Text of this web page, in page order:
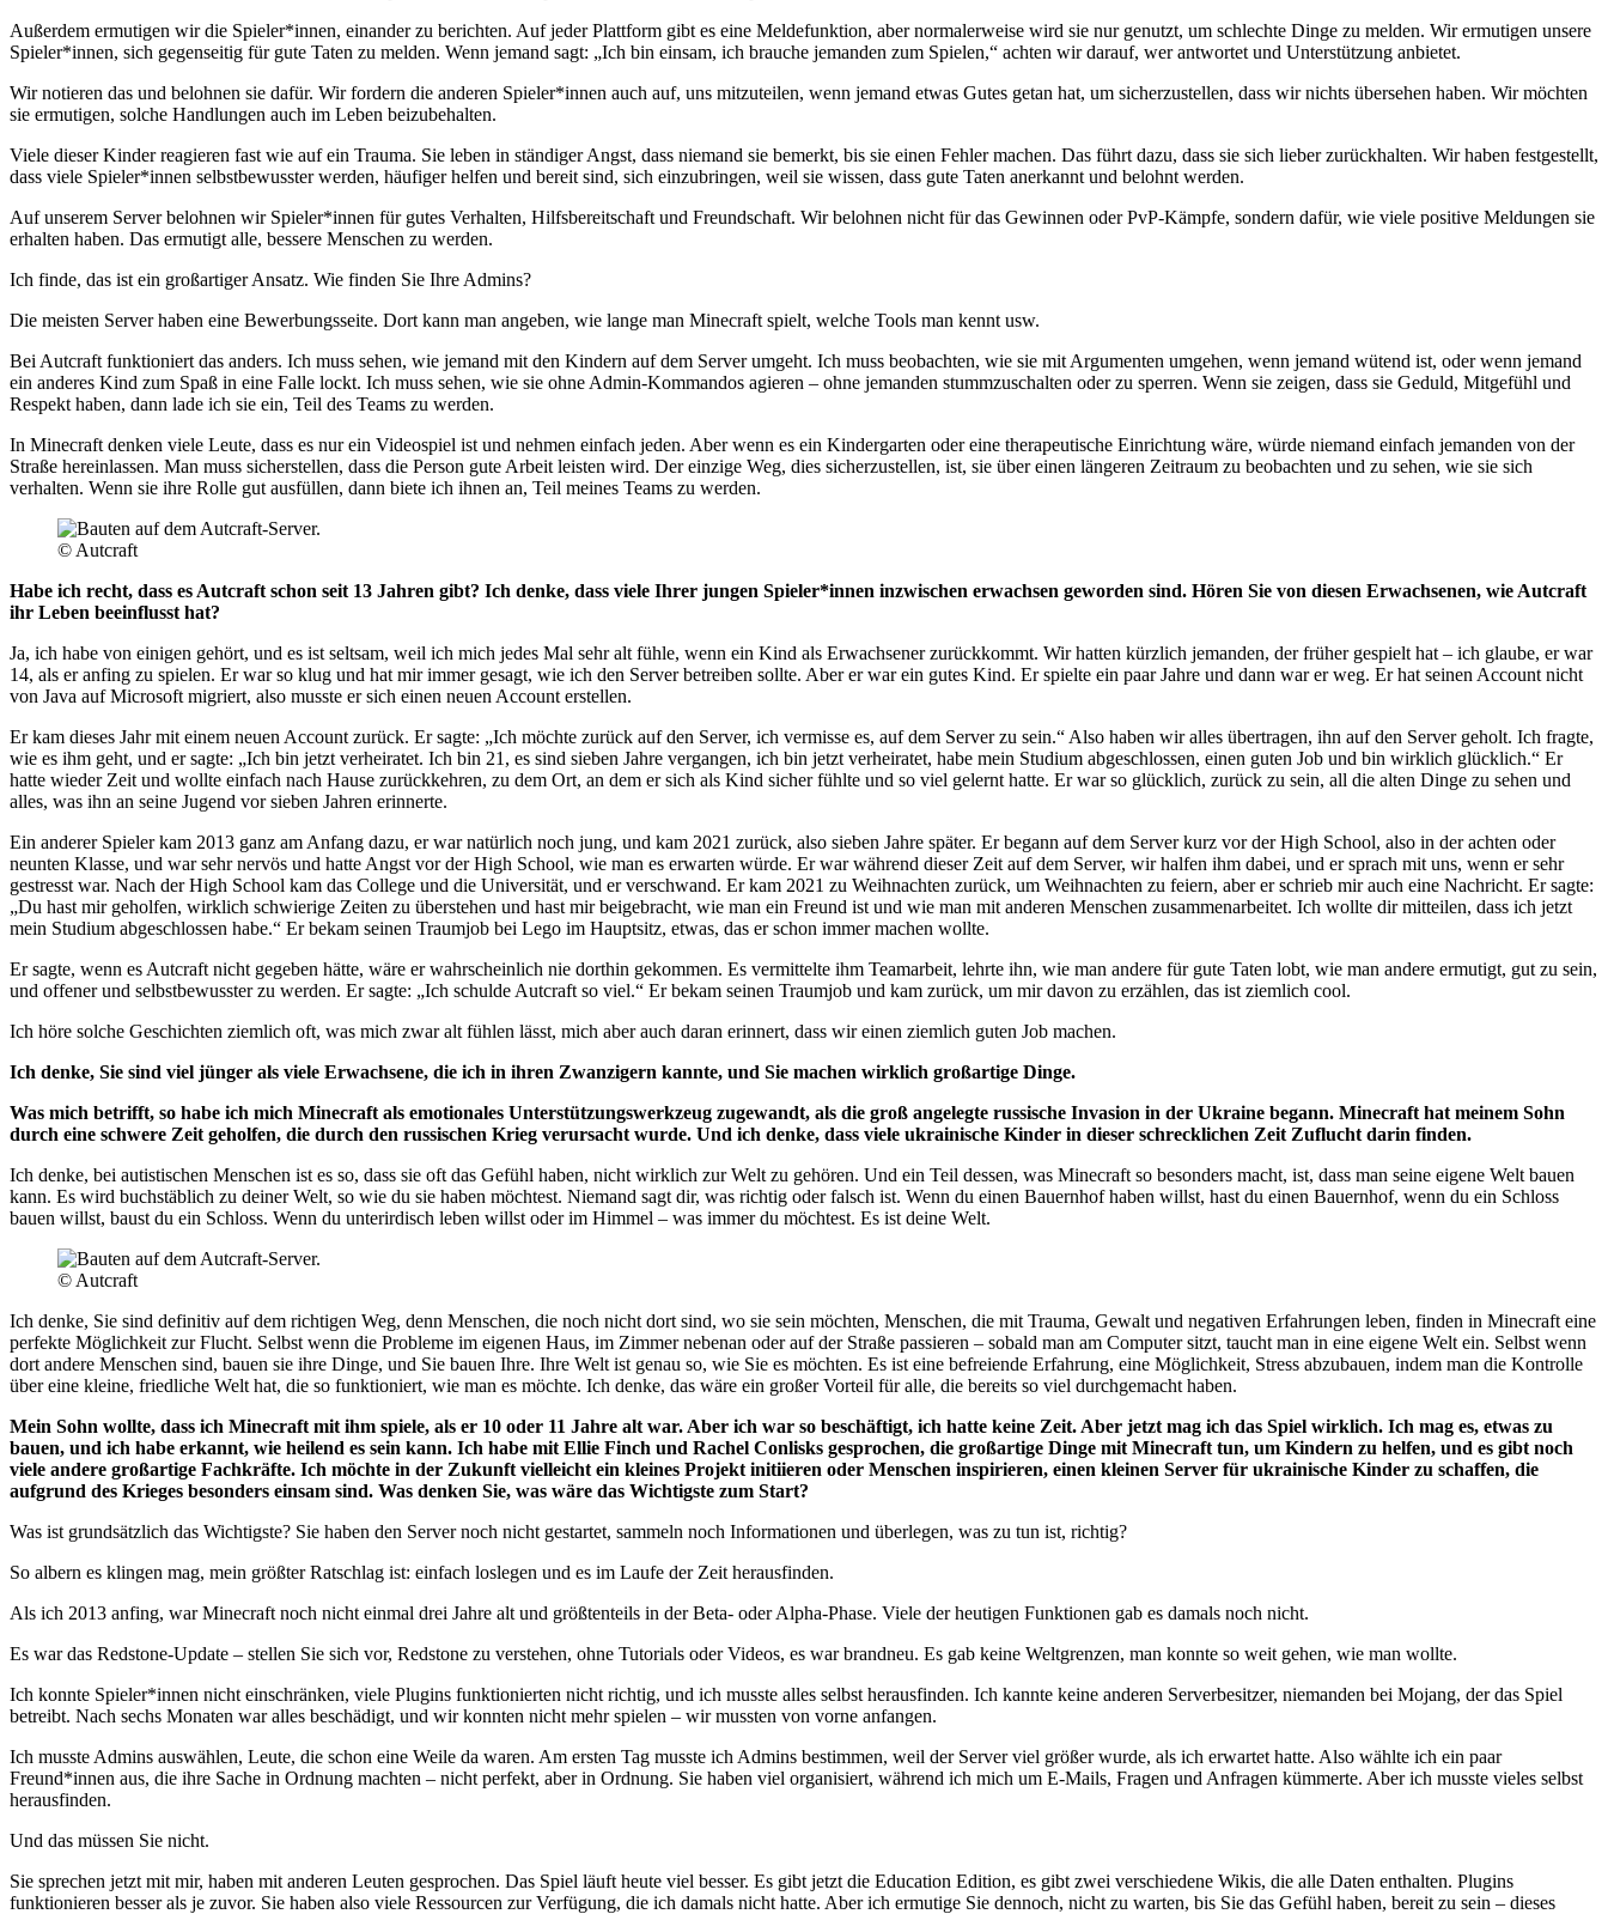
Außerdem ermutigen wir die Spieler*innen, einander zu berichten. Auf jeder Plattform gibt es eine Meldefunktion, aber normalerweise wird sie nur genutzt, um schlechte Dinge zu melden. Wir ermutigen unsere
Spieler*innen, sich gegenseitig für gute Taten zu melden. Wenn jemand sagt: „Ich bin einsam, ich brauche jemanden zum Spielen,“ achten wir darauf, wer antwortet und Unterstützung anbietet.
Wir notieren das und belohnen sie dafür. Wir fordern die anderen Spieler*innen auch auf, uns mitzuteilen, wenn jemand etwas Gutes getan hat, um sicherzustellen, dass wir nichts übersehen haben. Wir möchten
sie ermutigen, solche Handlungen auch im Leben beizubehalten.
Viele dieser Kinder reagieren fast wie auf ein Trauma. Sie leben in ständiger Angst, dass niemand sie bemerkt, bis sie einen Fehler machen. Das führt dazu, dass sie sich lieber zurückhalten. Wir haben festgestellt,
dass viele Spieler*innen selbstbewusster werden, häufiger helfen und bereit sind, sich einzubringen, weil sie wissen, dass gute Taten anerkannt und belohnt werden.
Auf unserem Server belohnen wir Spieler*innen für gutes Verhalten, Hilfsbereitschaft und Freundschaft. Wir belohnen nicht für das Gewinnen oder PvP-Kämpfe, sondern dafür, wie viele positive Meldungen sie
erhalten haben. Das ermutigt alle, bessere Menschen zu werden.
Ich finde, das ist ein großartiger Ansatz. Wie finden Sie Ihre Admins?
Die meisten Server haben eine Bewerbungsseite. Dort kann man angeben, wie lange man Minecraft spielt, welche Tools man kennt usw.
Bei Autcraft funktioniert das anders. Ich muss sehen, wie jemand mit den Kindern auf dem Server umgeht. Ich muss beobachten, wie sie mit Argumenten umgehen, wenn jemand wütend ist, oder wenn jemand
ein anderes Kind zum Spaß in eine Falle lockt. Ich muss sehen, wie sie ohne Admin-Kommandos agieren – ohne jemanden stummzuschalten oder zu sperren. Wenn sie zeigen, dass sie Geduld, Mitgefühl und
Respekt haben, dann lade ich sie ein, Teil des Teams zu werden.
In Minecraft denken viele Leute, dass es nur ein Videospiel ist und nehmen einfach jeden. Aber wenn es ein Kindergarten oder eine therapeutische Einrichtung wäre, würde niemand einfach jemanden von der
Straße hereinlassen. Man muss sicherstellen, dass die Person gute Arbeit leisten wird. Der einzige Weg, dies sicherzustellen, ist, sie über einen längeren Zeitraum zu beobachten und zu sehen, wie sie sich
verhalten. Wenn sie ihre Rolle gut ausfüllen, dann biete ich ihnen an, Teil meines Teams zu werden.
© Autcraft
Habe ich recht, dass es Autcraft schon seit 13 Jahren gibt? Ich denke, dass viele Ihrer jungen Spieler*innen inzwischen erwachsen geworden sind. Hören Sie von diesen Erwachsenen, wie Autcraft
ihr Leben beeinflusst hat?
Ja, ich habe von einigen gehört, und es ist seltsam, weil ich mich jedes Mal sehr alt fühle, wenn ein Kind als Erwachsener zurückkommt. Wir hatten kürzlich jemanden, der früher gespielt hat – ich glaube, er war
14, als er anfing zu spielen. Er war so klug und hat mir immer gesagt, wie ich den Server betreiben sollte. Aber er war ein gutes Kind. Er spielte ein paar Jahre und dann war er weg. Er hat seinen Account nicht
von Java auf Microsoft migriert, also musste er sich einen neuen Account erstellen.
Er kam dieses Jahr mit einem neuen Account zurück. Er sagte: „Ich möchte zurück auf den Server, ich vermisse es, auf dem Server zu sein.“ Also haben wir alles übertragen, ihn auf den Server geholt. Ich fragte,
wie es ihm geht, und er sagte: „Ich bin jetzt verheiratet. Ich bin 21, es sind sieben Jahre vergangen, ich bin jetzt verheiratet, habe mein Studium abgeschlossen, einen guten Job und bin wirklich glücklich.“ Er
hatte wieder Zeit und wollte einfach nach Hause zurückkehren, zu dem Ort, an dem er sich als Kind sicher fühlte und so viel gelernt hatte. Er war so glücklich, zurück zu sein, all die alten Dinge zu sehen und
alles, was ihn an seine Jugend vor sieben Jahren erinnerte.
Ein anderer Spieler kam 2013 ganz am Anfang dazu, er war natürlich noch jung, und kam 2021 zurück, also sieben Jahre später. Er begann auf dem Server kurz vor der High School, also in der achten oder
neunten Klasse, und war sehr nervös und hatte Angst vor der High School, wie man es erwarten würde. Er war während dieser Zeit auf dem Server, wir halfen ihm dabei, und er sprach mit uns, wenn er sehr
gestresst war. Nach der High School kam das College und die Universität, und er verschwand. Er kam 2021 zu Weihnachten zurück, um Weihnachten zu feiern, aber er schrieb mir auch eine Nachricht. Er sagte:
„Du hast mir geholfen, wirklich schwierige Zeiten zu überstehen und hast mir beigebracht, wie man ein Freund ist und wie man mit anderen Menschen zusammenarbeitet. Ich wollte dir mitteilen, dass ich jetzt
mein Studium abgeschlossen habe.“ Er bekam seinen Traumjob bei Lego im Hauptsitz, etwas, das er schon immer machen wollte.
Er sagte, wenn es Autcraft nicht gegeben hätte, wäre er wahrscheinlich nie dorthin gekommen. Es vermittelte ihm Teamarbeit, lehrte ihn, wie man andere für gute Taten lobt, wie man andere ermutigt, gut zu sein,
und offener und selbstbewusster zu werden. Er sagte: „Ich schulde Autcraft so viel.“ Er bekam seinen Traumjob und kam zurück, um mir davon zu erzählen, das ist ziemlich cool.
Ich höre solche Geschichten ziemlich oft, was mich zwar alt fühlen lässt, mich aber auch daran erinnert, dass wir einen ziemlich guten Job machen.
Ich denke, Sie sind viel jünger als viele Erwachsene, die ich in ihren Zwanzigern kannte, und Sie machen wirklich großartige Dinge.
Was mich betrifft, so habe ich mich Minecraft als emotionales Unterstützungswerkzeug zugewandt, als die groß angelegte russische Invasion in der Ukraine begann. Minecraft hat meinem Sohn
durch eine schwere Zeit geholfen, die durch den russischen Krieg verursacht wurde. Und ich denke, dass viele ukrainische Kinder in dieser schrecklichen Zeit Zuflucht darin finden.
Ich denke, bei autistischen Menschen ist es so, dass sie oft das Gefühl haben, nicht wirklich zur Welt zu gehören. Und ein Teil dessen, was Minecraft so besonders macht, ist, dass man seine eigene Welt bauen
kann. Es wird buchstäblich zu deiner Welt, so wie du sie haben möchtest. Niemand sagt dir, was richtig oder falsch ist. Wenn du einen Bauernhof haben willst, hast du einen Bauernhof, wenn du ein Schloss
bauen willst, baust du ein Schloss. Wenn du unterirdisch leben willst oder im Himmel – was immer du möchtest. Es ist deine Welt.
© Autcraft
Ich denke, Sie sind definitiv auf dem richtigen Weg, denn Menschen, die noch nicht dort sind, wo sie sein möchten, Menschen, die mit Trauma, Gewalt und negativen Erfahrungen leben, finden in Minecraft eine
perfekte Möglichkeit zur Flucht. Selbst wenn die Probleme im eigenen Haus, im Zimmer nebenan oder auf der Straße passieren – sobald man am Computer sitzt, taucht man in eine eigene Welt ein. Selbst wenn
dort andere Menschen sind, bauen sie ihre Dinge, und Sie bauen Ihre. Ihre Welt ist genau so, wie Sie es möchten. Es ist eine befreiende Erfahrung, eine Möglichkeit, Stress abzubauen, indem man die Kontrolle
über eine kleine, friedliche Welt hat, die so funktioniert, wie man es möchte. Ich denke, das wäre ein großer Vorteil für alle, die bereits so viel durchgemacht haben.
Mein Sohn wollte, dass ich Minecraft mit ihm spiele, als er 10 oder 11 Jahre alt war. Aber ich war so beschäftigt, ich hatte keine Zeit. Aber jetzt mag ich das Spiel wirklich. Ich mag es, etwas zu
bauen, und ich habe erkannt, wie heilend es sein kann. Ich habe mit Ellie Finch und Rachel Conlisks gesprochen, die großartige Dinge mit Minecraft tun, um Kindern zu helfen, und es gibt noch
viele andere großartige Fachkräfte. Ich möchte in der Zukunft vielleicht ein kleines Projekt initiieren oder Menschen inspirieren, einen kleinen Server für ukrainische Kinder zu schaffen, die
aufgrund des Krieges besonders einsam sind. Was denken Sie, was wäre das Wichtigste zum Start?
Was ist grundsätzlich das Wichtigste? Sie haben den Server noch nicht gestartet, sammeln noch Informationen und überlegen, was zu tun ist, richtig?
So albern es klingen mag, mein größter Ratschlag ist: einfach loslegen und es im Laufe der Zeit herausfinden.
Als ich 2013 anfing, war Minecraft noch nicht einmal drei Jahre alt und größtenteils in der Beta- oder Alpha-Phase. Viele der heutigen Funktionen gab es damals noch nicht.
Es war das Redstone-Update – stellen Sie sich vor, Redstone zu verstehen, ohne Tutorials oder Videos, es war brandneu. Es gab keine Weltgrenzen, man konnte so weit gehen, wie man wollte.
Ich konnte Spieler*innen nicht einschränken, viele Plugins funktionierten nicht richtig, und ich musste alles selbst herausfinden. Ich kannte keine anderen Serverbesitzer, niemanden bei Mojang, der das Spiel
betreibt. Nach sechs Monaten war alles beschädigt, und wir konnten nicht mehr spielen – wir mussten von vorne anfangen.
Ich musste Admins auswählen, Leute, die schon eine Weile da waren. Am ersten Tag musste ich Admins bestimmen, weil der Server viel größer wurde, als ich erwartet hatte. Also wählte ich ein paar
Freund*innen aus, die ihre Sache in Ordnung machten – nicht perfekt, aber in Ordnung. Sie haben viel organisiert, während ich mich um E-Mails, Fragen und Anfragen kümmerte. Aber ich musste vieles selbst
herausfinden.
Und das müssen Sie nicht.
Sie sprechen jetzt mit mir, haben mit anderen Leuten gesprochen. Das Spiel läuft heute viel besser. Es gibt jetzt die Education Edition, es gibt zwei verschiedene Wikis, die alle Daten enthalten. Plugins
funktionieren besser als je zuvor. Sie haben also viele Ressourcen zur Verfügung, die ich damals nicht hatte. Aber ich ermutige Sie dennoch, nicht zu warten, bis Sie das Gefühl haben, bereit zu sein – dieses